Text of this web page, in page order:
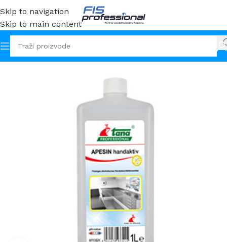
Skip to navigation
Skip to main content
Početna Sredstva